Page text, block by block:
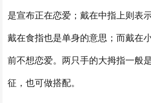
是宣布正在恋爱；戴在中指上则表
戴在食指也是单身的意思；而戴在
前不想恋爱。两只手的大拇指一般
征，也可做搭配。